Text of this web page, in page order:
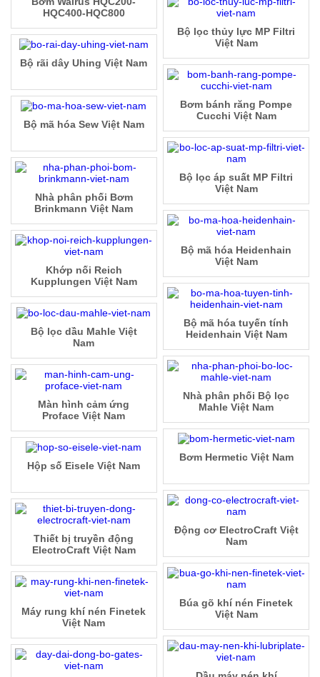
HQC400-HQC800
Bộ lọc thủy lực MP Filtri
Việt Nam
Bộ rãi dây Uhing Việt Nam
Bơm bánh răng Pompe
Cucchi Việt Nam
Bộ mã hóa Sew Việt Nam
Bộ lọc áp suất MP Filtri
Việt Nam
Nhà phân phối Bơm
Brinkmann Việt Nam
Bộ mã hóa Heidenhain
Việt Nam
Khớp nối Reich
Kupplungen Việt Nam
Bộ mã hóa tuyến tính
Heidenhain Việt Nam
Bộ lọc dầu Mahle Việt
Nam
Nhà phân phối Bộ lọc
Mahle Việt Nam
Màn hình cảm ứng
Proface Việt Nam
Bơm Hermetic Việt Nam
Hộp số Eisele Việt Nam
Động cơ ElectroCraft Việt
Nam
Thiết bị truyền động
ElectroCraft Việt Nam
Búa gõ khí nén Finetek
Việt Nam
Máy rung khí nén Finetek
Việt Nam